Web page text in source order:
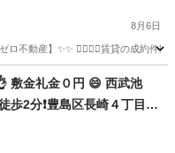
8月6日
ロ不動産】✨✨ 🙇‍♂️🙇‍♂️賃貸の成約
物件礼金０円 😄 西武池
歩2分❗️豊島区長崎４丁目 2